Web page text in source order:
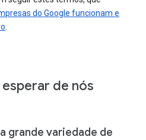
do Google funcionam e
de nós
grande variedade de